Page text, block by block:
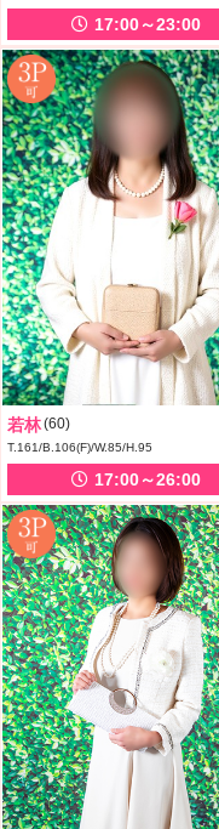
17:00～23:00
若林(60)
T.161/B.106(F)/W.85/H.95
17:00～26:00